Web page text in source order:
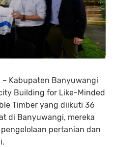
– Kabupaten Banyuwangi
Building for Like-Minded
Timber yang diikuti 36
di Banyuwangi, mereka
pertanian dan